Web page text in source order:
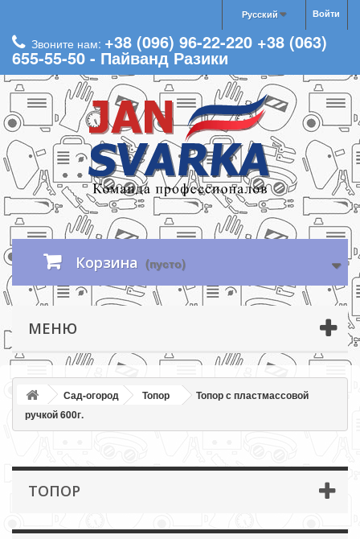
Войти
Русский
Звоните нам: +38 (096) 96-22-220 +38 (063)
655-55-50 - Пайванд Разики
Корзина (пусто)
МЕНЮ
Сад-огород Топор
Топор с пластмассовой
ручкой 600г.
ТОПОР